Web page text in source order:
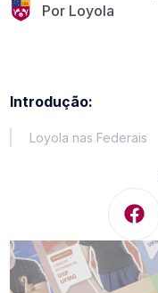
Por Loyola
Introdução:
Loyola nas Federais